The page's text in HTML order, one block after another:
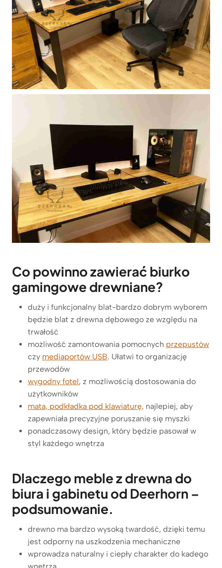
Co powinno zawierać biurko
gamingowe drewniane?
duży i funkcjonalny blat-bardzo dobrym wyborem
będzie blat z drewna dębowego ze względu na
trwałość
możliwość zamontowania pomocnych przepustów
czy mediaportów USB. Ułatwi to organizację
przewodów
wygodny fotel, z możliwością dostosowania do
użytkowników
mata, podkładka pod klawiaturę, najlepiej, aby
zapewniała precyzyjne poruszanie się myszki
ponadczasowy design, który będzie pasował w
styl każdego wnętrza
Dlaczego meble z drewna do
biura i gabinetu od Deerhorn –
podsumowanie.
drewno ma bardzo wysoką twardość, dzięki temu
jest odporny na uszkodzenia mechaniczne
wprowadza naturalny i ciepły charakter do kadego
wnętrza